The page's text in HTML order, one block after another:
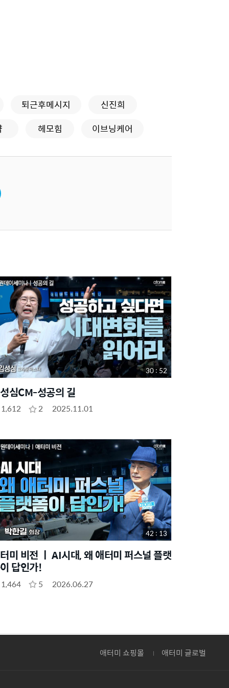
퇴근후메시지
신진희
헤모힘 이브닝케어
심CM-성공의 길
1,612 2 2025.11.01
30 : 52
미 비전 ㅣ AI시대, 왜 애터미 퍼스널 플랫
답인가!
1,464 5 2026.06.27
42 : 13
애터미 쇼핑몰 애터미 글로벌